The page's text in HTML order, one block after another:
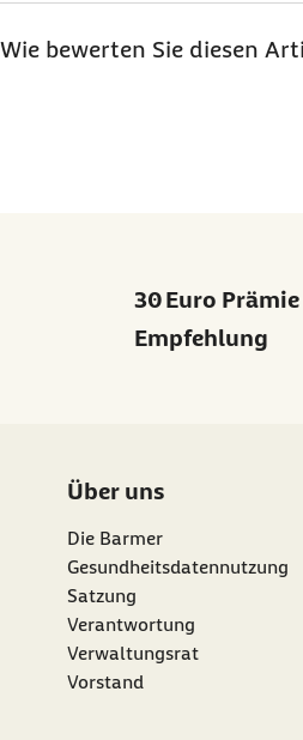
Wie bewerten Sie diesen
30 Euro
Empfehlung
Über uns
Die Barmer
Gesundheitsdatennutzung
Satzung
Verantwortung
Verwaltungsrat
Vorstand